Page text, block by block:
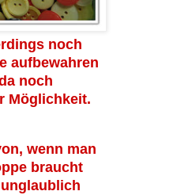
noch
aufbewahren
noch
Möglichkeit.
wenn man
braucht